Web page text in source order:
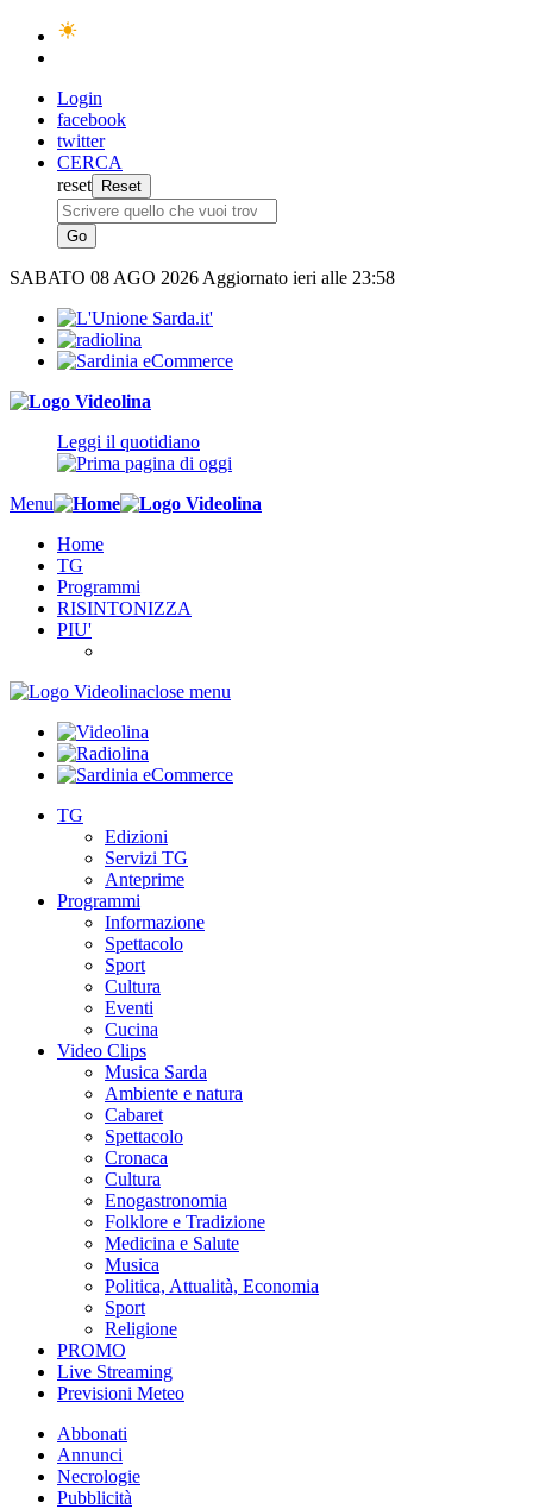
Login
facebook
twitter
CERCA
reset
SABATO 08 AGO 2026 Aggiornato ieri alle 23:58
Leggi il quotidiano
Menu
Home
TG
Programmi
RISINTONIZZA
PIU'
close menu
TG
Edizioni
Servizi TG
Anteprime
Programmi
Informazione
Spettacolo
Sport
Cultura
Eventi
Cucina
Video Clips
Musica Sarda
Ambiente e natura
Cabaret
Spettacolo
Cronaca
Cultura
Enogastronomia
Folklore e Tradizione
Medicina e Salute
Musica
Politica, Attualità, Economia
Sport
Religione
PROMO
Live Streaming
Previsioni Meteo
Abbonati
Annunci
Necrologie
Pubblicità